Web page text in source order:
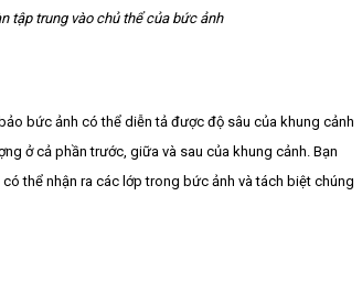
tập trung vào chủ thể của bức ảnh
bức ảnh có thể diễn tả được độ sâu của khung cảnh
ở cả phần trước, giữa và sau của khung cảnh. Bạn
thể nhận ra các lớp trong bức ảnh và tách biệt chúng